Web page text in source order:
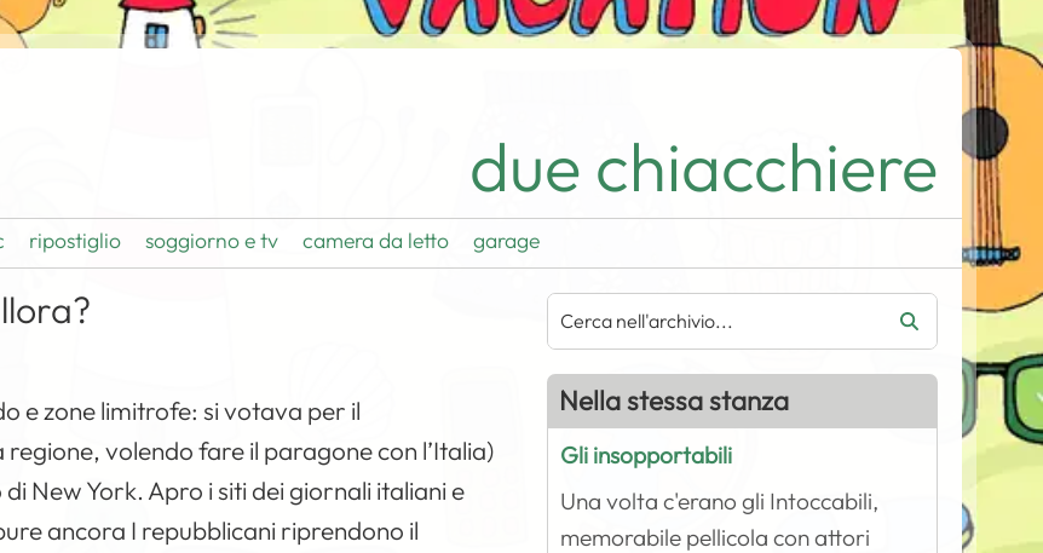
due chiacchiere
ripostiglio soggiorno e tv camera da letto garage
e zone limitrofe: si votava per il
volendo fare il paragone con l’Italia)
di New York. Apro i siti dei giornali italiani e
ancora I repubblicani riprendono il
Nella stessa stanza
Gli insopportabili
Una volta c'erano gli Intoccabili,
memorabile pellicola con attori